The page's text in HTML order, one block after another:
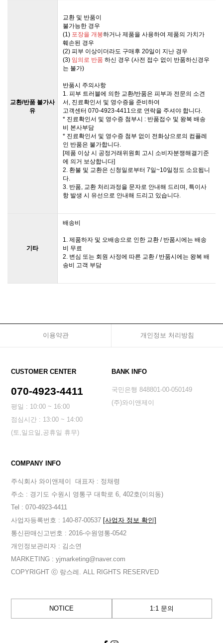
교환/반품 불가사
유
교환 및 반품이
불가능한 경우
(1) 포장을 개봉하거나 제품을 사용하여 제품의 가치가
훼손된 경우
(2) 피부 이상이더라도 구매후 20일이 지난 경우
(3) 임의로 반품 하신 경우 (사전 접수 없이 반품하신경우
는 불가)
반품시 주의사항
1. 피부 트러블에 의한 교환/반품은 피부과 전문의 소견
서, 진료확인서 및 영수증을 준비하여
고객센터 070-4923-4411으로 연락을 주셔야 합니다.
* 진료확인서 및 영수증 첨부시 : 반품접수 및 왕복 배송
비 본사부담
* 진료확인서 및 영수증 첨부 없이 전화상으로의 컴플레
인 반품은 불가합니다.
[제품 이상 시 공정거래위원회 고시 소비자분쟁해결기준
에 의거 보상합니다]
2. 환불 및 교환은 신청일로부터 7일~10일정도 소요됩니
다.
3. 반품, 교환 처리과정을 문자로 안내해 드리며, 특이사
항 발생 시 유선으로 안내해 드리고 있습니다.
기타
배송비
1. 제품하자 및 오배송으로 인한 교환 / 반품시에는 배송
비 무료
2. 변심 또는 회원 사정에 따른 교환 / 반품시에는 왕복 배
송비 고객 부담
이용약관 개인정보 처리방침
CUSTOMER CENTER
070-4923-4411
평일 : 10:00 ~ 16:00
점심시간 : 13:00 ~ 14:00
(토,일요일,공휴일 휴무)
BANK INFO
국민은행 848801-00-050149
(주)와이앤제이
COMPANY INFO
주식회사 와이앤제이
대표자 : 정채령
주소 : 경기도 수원시 영통구 대학로 6, 402호(이의동)
Tel : 070-4923-4411
사업자등록번호 : 140-87-00537 [사업자 정보 확인]
통신판매신고번호 : 2016-수원영통-0542
개인정보관리자 : 김소연
MARKETING : yjmarketing@naver.com
COPYRIGHT ⓒ 랑스레. ALL RIGHTS RESERVED
NOTICE 1:1 문의